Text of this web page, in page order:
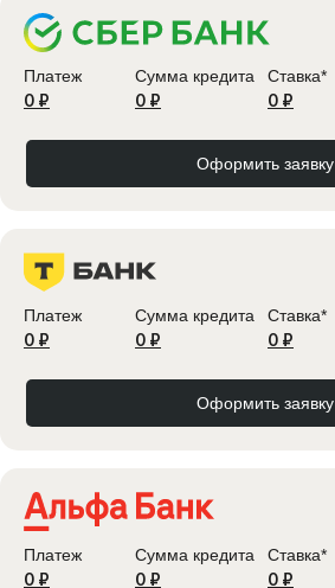
Платеж
0 ₽
Сумма кредита
0 ₽
Ставка*
0 ₽
Оформить заявку
Платеж
0 ₽
Сумма кредита
0 ₽
Ставка*
0 ₽
Оформить заявку
Платеж
0 ₽
Сумма кредита
0 ₽
Ставка*
0 ₽